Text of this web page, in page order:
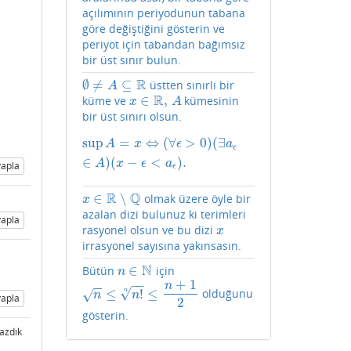
açılımının periyodunun tabana
göre değiştiğini gösterin ve
periyot için tabandan bağımsız
bir üst sınır bulun.
∅ ≠ A ⊆ R
∅ ≠A ⊆R
üstten sınırlı bir
küme ve x ∈ R,
x∈R A
A kümesinin
bir üst sınırı olsun.
sup A = x ⇔ (∀ϵ > 0)(∃aϵ
∈ A)(x − ϵ < aϵ).
supA= x⇔(∀ϵ>0 )(∃a ϵ∈ A)(x−ϵ<a
x ∈ R ∖ Q
x∈R ∖Q
olmak üzere öyle bir
azalan dizi bulunuz ki terimleri
rasyonel olsun ve bu dizi x
x
irrasyonel sayısına yakınsasın.
Bütün n ∈ N
n∈N için
n
−
−
√ ≤ n!
−
−
√
n ≤ n + 1
2
n≤n n≤ n+12
olduğunu
gösterin.